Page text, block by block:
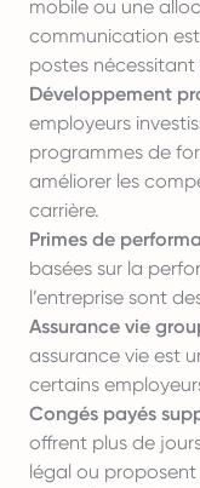
mobile ou une
communication
postes
Développement
employeurs
programmes de
améliorer les
carrière.
Primes de
basées sur la
l’entreprise sont
Assurance vie
assurance vie est
certains
Congés payés
offrent plus de
légal ou proposent